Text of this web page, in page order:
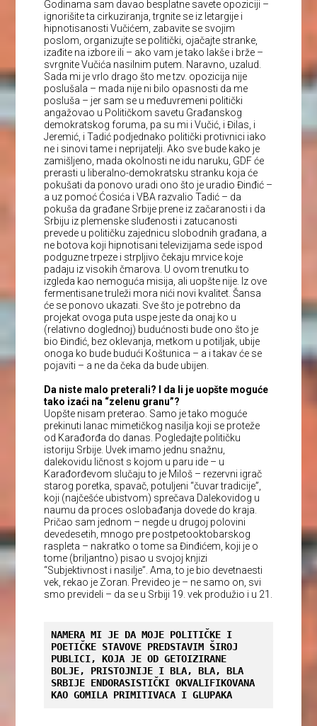
Godinama sam davao besplatne savete opoziciji –
ignorišite ta cirkuziranja, trgnite se iz letargije i
hipnotisanosti Vučićem, zabavite se svojim
poslom, organizujte se politički, ojačajte stranke,
izađite na izbore ili – ako vam je tako lakše i brže –
svrgnite Vučića nasilnim putem. Naravno, uzalud.
Sada mi je vrlo drago što me tzv. opozicija nije
poslušala – mada nije ni bilo opasnosti da me
posluša – jer sam se u međuvremeni politički
angažovao u Političkom savetu Građanskog
demokratskog foruma, pa su mi i Vučić, i Đilas, i
Jeremić, i Tadić podjednako politički protivnici iako
ne i sinovi tame i neprijatelji. Ako sve bude kako je
zamišljeno, mada okolnosti ne idu naruku, GDF će
prerasti u liberalno-demokratsku stranku koja će
pokušati da ponovo uradi ono što je uradio Đinđić –
a uz pomoć Ćosića i VBA razvalio Tadić – da
pokuša da građane Srbije prene iz začaranosti i da
Srbiju iz plemenske sluđenosti i zatucanosti
prevede u političku zajednicu slobodnih građana, a
ne botova koji hipnotisani televizijama sede ispod
podguzne trpeze i strpljivo čekaju mrvice koje
padaju iz visokih čmarova. U ovom trenutku to
izgleda kao nemoguća misija, ali uopšte nije. Iz ove
fermentisane truleži mora nići novi kvalitet. Šansa
će se ponovo ukazati. Sve što je potrebno da
projekat ovoga puta uspe jeste da onaj ko u
(relativno doglednoj) budućnosti bude ono što je
bio Đinđić, bez oklevanja, metkom u potiljak, ubije
onoga ko bude budući Koštunica – a i takav će se
pojaviti – a ne da čeka da bude ubijen.
Da niste malo preterali? I da li je uopšte moguće
tako izaći na “zelenu granu”?
Uopšte nisam preterao. Samo je tako moguće
prekinuti lanac mimetičkog nasilja koji se proteže
od Karađorđa do danas. Pogledajte političku
istoriju Srbije. Uvek imamo jednu snažnu,
dalekovidu ličnost s kojom u paru ide – u
Karađorđevom slučaju to je Miloš – rezervni igrač
starog poretka, spavač, potuljeni “čuvar tradicije”,
koji (najčešće ubistvom) sprečava Dalekovidog u
naumu da proces oslobađanja dovede do kraja.
Pričao sam jednom – negde u drugoj polovini
devedesetih, mnogo pre postpetooktobarskog
raspleta – nakratko o tome sa Đinđićem, koji je o
tome (briljantno) pisao u svojoj knjizi
“Subjektivnost i nasilje”. Ama, to je bio devetnaesti
vek, rekao je Zoran. Prevideo je – ne samo on, svi
smo prevideli – da se u Srbiji 19. vek produžio i u 21.
NAMERA MI JE DA MOJE POLITIČKE I
POETIČKE STAVOVE PREDSTAVIM ŠIROJ
PUBLICI, KOJA JE OD GETOIZIRANE
BOLJE, PRISTOJNIJE I BLA, BLA, BLA
SRBIJE ENDORASISTIČKI OKVALIFIKOVANA
KAO GOMILA PRIMITIVACA I GLUPAKA